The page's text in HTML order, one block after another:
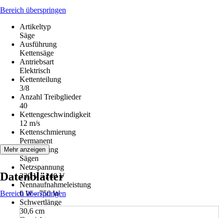
Bereich überspringen
Artikeltyp
Säge
Ausführung
Kettensäge
Antriebsart
Elektrisch
Kettenteilung
3/8
Anzahl Treibglieder
40
Kettengeschwindigkeit
12 m/s
Kettenschmierung
Permanent
Anwendung
Sägen
Netzspannung
230 V - 240 V
Nennaufnahmeleistung
0 W - 750 W
Schwertlänge
30,6 cm
Mehr anzeigen
Datenblätter
Bereich überspringen